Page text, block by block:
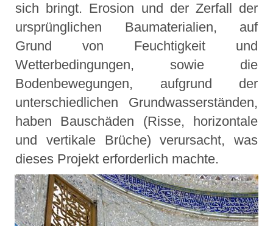
sich bringt. Erosion und der Zerfall der
ursprünglichen Baumaterialien, auf
Grund von Feuchtigkeit und
Wetterbedingungen, sowie die
Bodenbewegungen, aufgrund der
unterschiedlichen Grundwasserständen,
haben Bauschäden (Risse, horizontale
und vertikale Brüche) verursacht, was
dieses Projekt erforderlich machte.